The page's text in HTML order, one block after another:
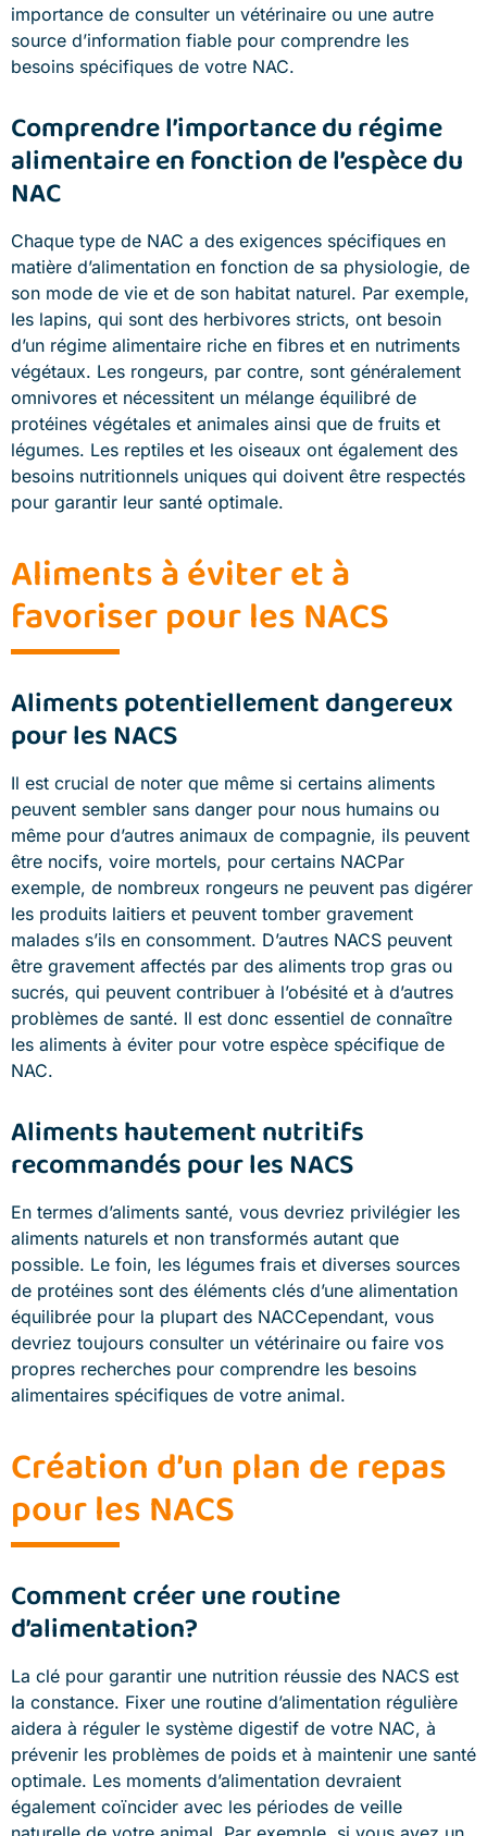
importance de consulter un vétérinaire ou une autre
source d’information fiable pour comprendre les
besoins spécifiques de votre NAC.
Comprendre l’importance du régime
alimentaire en fonction de l’espèce du
NAC
Chaque type de NAC a des exigences spécifiques en
matière d’alimentation en fonction de sa physiologie, de
son mode de vie et de son habitat naturel. Par exemple,
les lapins, qui sont des herbivores stricts, ont besoin
d’un régime alimentaire riche en fibres et en nutriments
végétaux. Les rongeurs, par contre, sont généralement
omnivores et nécessitent un mélange équilibré de
protéines végétales et animales ainsi que de fruits et
légumes. Les reptiles et les oiseaux ont également des
besoins nutritionnels uniques qui doivent être respectés
pour garantir leur santé optimale.
Aliments à éviter et à
favoriser pour les NACS
Aliments potentiellement dangereux
pour les NACS
Il est crucial de noter que même si certains aliments
peuvent sembler sans danger pour nous humains ou
même pour d’autres animaux de compagnie, ils peuvent
être nocifs, voire mortels, pour certains NACPar
exemple, de nombreux rongeurs ne peuvent pas digérer
les produits laitiers et peuvent tomber gravement
malades s’ils en consomment. D’autres NACS peuvent
être gravement affectés par des aliments trop gras ou
sucrés, qui peuvent contribuer à l’obésité et à d’autres
problèmes de santé. Il est donc essentiel de connaître
les aliments à éviter pour votre espèce spécifique de
NAC.
Aliments hautement nutritifs
recommandés pour les NACS
En termes d’aliments santé, vous devriez privilégier les
aliments naturels et non transformés autant que
possible. Le foin, les légumes frais et diverses sources
de protéines sont des éléments clés d’une alimentation
équilibrée pour la plupart des NACCependant, vous
devriez toujours consulter un vétérinaire ou faire vos
propres recherches pour comprendre les besoins
alimentaires spécifiques de votre animal.
Création d’un plan de repas
pour les NACS
Comment créer une routine
d’alimentation?
La clé pour garantir une nutrition réussie des NACS est
la constance. Fixer une routine d’alimentation régulière
aidera à réguler le système digestif de votre NAC, à
prévenir les problèmes de poids et à maintenir une santé
optimale. Les moments d’alimentation devraient
également coïncider avec les périodes de veille